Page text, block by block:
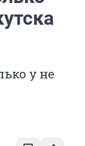
у не